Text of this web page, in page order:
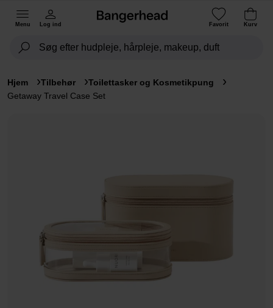
Menu Log ind Favorit Kurv
Hjem Tilbehør
Toilettasker og Kosmetikpung
Getaway Travel Case Set